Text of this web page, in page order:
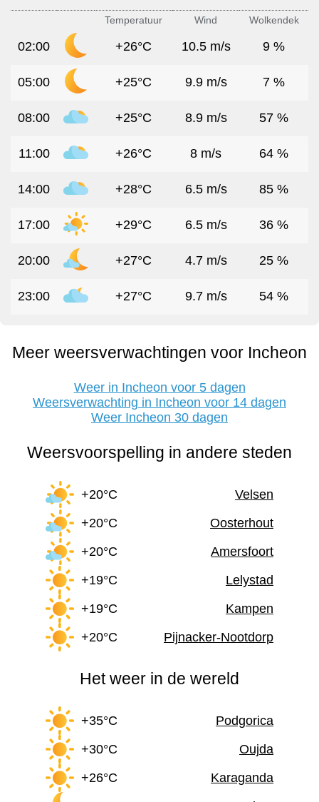
Temperatuur Wind Wolkendek
02:00 +26°C 10.5 m/s 9 %
05:00 +25°C 9.9 m/s 7 %
08:00 +25°C 8.9 m/s 57 %
11:00 +26°C 8 m/s 64 %
14:00 +28°C 6.5 m/s 85 %
17:00 +29°C 6.5 m/s 36 %
20:00 +27°C 4.7 m/s 25 %
23:00 +27°C 9.7 m/s 54 %
Meer weersverwachtingen voor Incheon
Weer in Incheon voor 5 dagen
Weersverwachting in Incheon voor 14 dagen
Weer Incheon 30 dagen
Weersvoorspelling in andere steden
+20°C
Velsen
+20°C
Oosterhout
+20°C
Amersfoort
+19°C
Lelystad
+19°C
Kampen
+20°C
Pijnacker-Nootdorp
Het weer in de wereld
+35°C
Podgorica
+30°C
Oujda
+26°C
Karaganda